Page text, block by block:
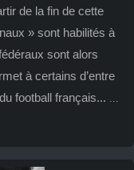
de la fin de cette
» sont habilités à
sont alors
à certains d’entre
football français...